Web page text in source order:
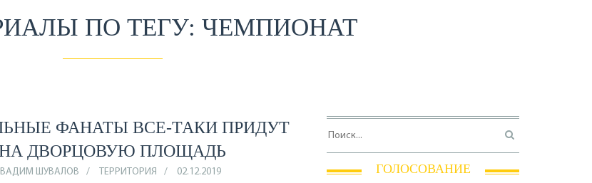
ПО ТЕГУ: ЧЕМПИОНАТ
ФАНАТЫ ВСЕ-ТАКИ ПРИДУТ
ДВОРЦОВУЮ ПЛОЩАДЬ
ВАДИМ ШУВАЛОВ ТЕРРИТОРИЯ 02.12.2019 ГОЛОСОВАНИЕ